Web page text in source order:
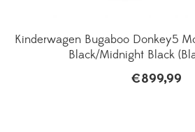
Kinderwagen Bugaboo Donkey5
Black/Midnight Black
€899,99